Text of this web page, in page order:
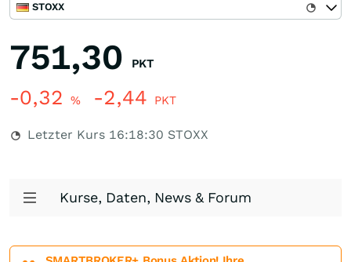
STOXX
751,30 PKT
-0,32 % -2,44 PKT
Letzter Kurs 16:18:30 STOXX
Kurse, Daten, News & Forum